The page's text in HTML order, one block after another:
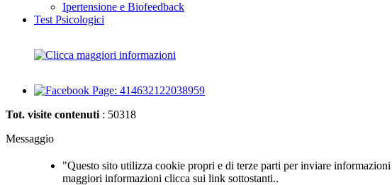
Ipertensione e Biofeedback
Test Psicologici
Tot. visite contenuti : 50318
Messaggio
"Questo sito utilizza cookie propri e di terze parti per inviare
maggiori informazioni clicca sui link sottostanti..